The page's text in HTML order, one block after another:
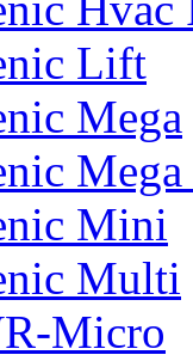
Lift
Mega
Mega
Mini
Multi
Micro